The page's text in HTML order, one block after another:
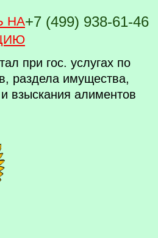
при гос. услугах по
раздела имущества,
взыскания алиментов
+7 (499) 938-61-46
НА